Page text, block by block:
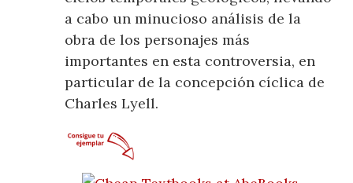
a cabo un minucioso análisis de la
obra de los personajes más
importantes en esta controversia, en
particular de la concepción cíclica de
Charles Lyell.